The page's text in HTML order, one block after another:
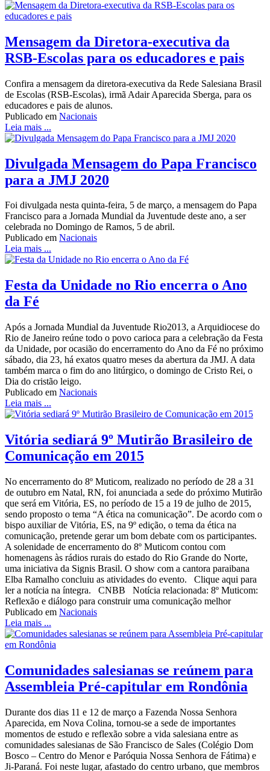
Mensagem da Diretora-executiva da
RSB-Escolas para os educadores e pais
Confira a mensagem da diretora-executiva da Rede Salesiana Brasil
de Escolas (RSB-Escolas), irmã Adair Aparecida Sberga, para os
educadores e pais de alunos.
Publicado em Nacionais
Leia mais ...
Divulgada Mensagem do Papa Francisco
para a JMJ 2020
Foi divulgada nesta quinta-feira, 5 de março, a mensagem do Papa
Francisco para a Jornada Mundial da Juventude deste ano, a ser
celebrada no Domingo de Ramos, 5 de abril.
Publicado em Nacionais
Leia mais ...
Festa da Unidade no Rio encerra o Ano
da Fé
Após a Jornada Mundial da Juventude Rio2013, a Arquidiocese do
Rio de Janeiro reúne todo o povo carioca para a celebração da Festa
da Unidade, por ocasião do encerramento do Ano da Fé no próximo
sábado, dia 23, há exatos quatro meses da abertura da JMJ. A data
também marca o fim do ano litúrgico, o domingo de Cristo Rei, o
Dia do cristão leigo.
Publicado em Nacionais
Leia mais ...
Vitória sediará 9º Mutirão Brasileiro de
Comunicação em 2015
No encerramento do 8º Muticom, realizado no período de 28 a 31
de outubro em Natal, RN, foi anunciada a sede do próximo Mutirão
que será em Vitória, ES, no período de 15 a 19 de julho de 2015,
sendo proposto o tema “A ética na comunicação”. De acordo com o
bispo auxiliar de Vitória, ES, na 9º edição, o tema da ética na
comunicação, pretende gerar um bom debate com os participantes.
A solenidade de encerramento do 8º Muticom contou com
homenagens às rádios rurais do estado do Rio Grande do Norte,
uma iniciativa da Signis Brasil. O show com a cantora paraibana
Elba Ramalho concluiu as atividades do evento. Clique aqui para
ler a notícia na íntegra. CNBB Notícia relacionada: 8º Muticom:
Reflexão e diálogo para construir uma comunicação melhor
Publicado em Nacionais
Leia mais ...
Comunidades salesianas se reúnem para
Assembleia Pré-capitular em Rondônia
Durante dos dias 11 e 12 de março a Fazenda Nossa Senhora
Aparecida, em Nova Colina, tornou-se a sede de importantes
momentos de estudo e reflexão sobre a vida salesiana entre as
comunidades salesianas de São Francisco de Sales (Colégio Dom
Bosco – Centro do Menor e Paróquia Nossa Senhora de Fátima) e
Ji-Paraná. Foi neste lugar, afastado do centro urbano, que membros